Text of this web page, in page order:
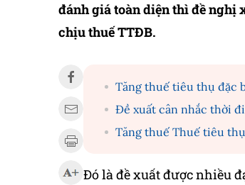
đánh giá toàn diện thì đề nghị
chịu thuế TTĐB.
Tăng thuế tiêu thụ đặc
Đề xuất cân nhắc thời
Tăng thuế Thuế tiêu
Đó là đề xuất được nhiều